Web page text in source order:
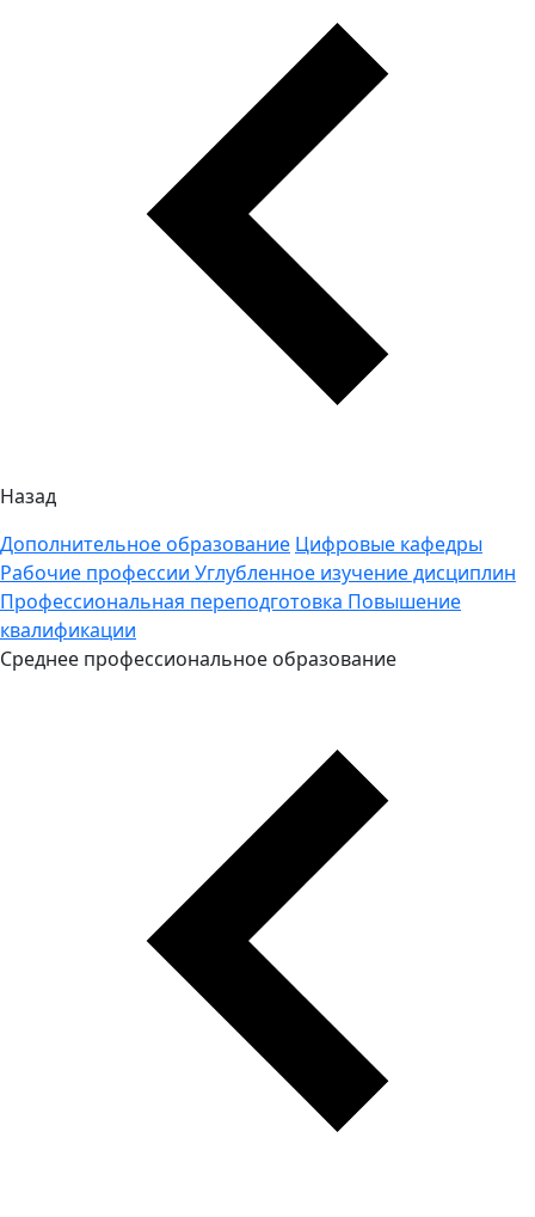
Назад
Дополнительное образование Цифровые кафедры
Рабочие профессии Углубленное изучение дисциплин
Профессиональная переподготовка Повышение
квалификации
Среднее профессиональное образование